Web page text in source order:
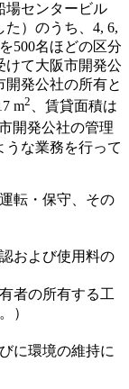
場センタービル
た）のうち、4, 6,
500名ほどの区分
けて大阪市開発公
開発公社の所有と
m2 、賃貸面積は
開発公社の管理
うな業務を行って
転・保守、その
および使用料の
者の所有する工
）
に環境の維持に